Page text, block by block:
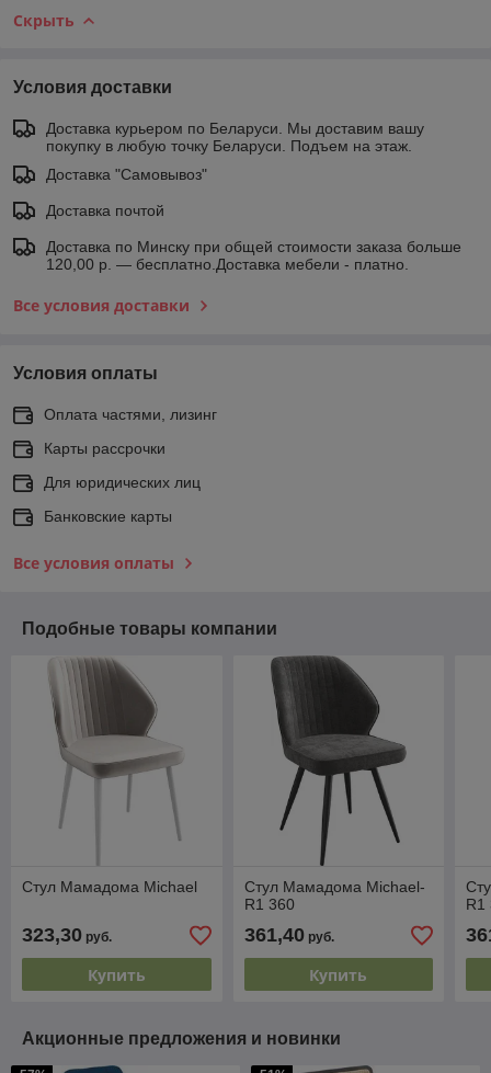
Скрыть
Условия доставки
Доставка курьером по Беларуси. Мы доставим вашу
покупку в любую точку Беларуси. Подъем на этаж.
Доставка "Самовывоз"
Доставка почтой
Доставка по Минску при общей стоимости заказа больше
120,00 р. — бесплатно.Доставка мебели - платно.
Все условия доставки
Условия оплаты
Оплата частями, лизинг
Карты рассрочки
Для юридических лиц
Банковские карты
Все условия оплаты
Подобные товары компании
Стул Мамадома Michael
323,30 руб.
Купить
Стул Мамадома Michael-
R1 360
361,40руб.
Купить
R1
Акционные предложения и новинки